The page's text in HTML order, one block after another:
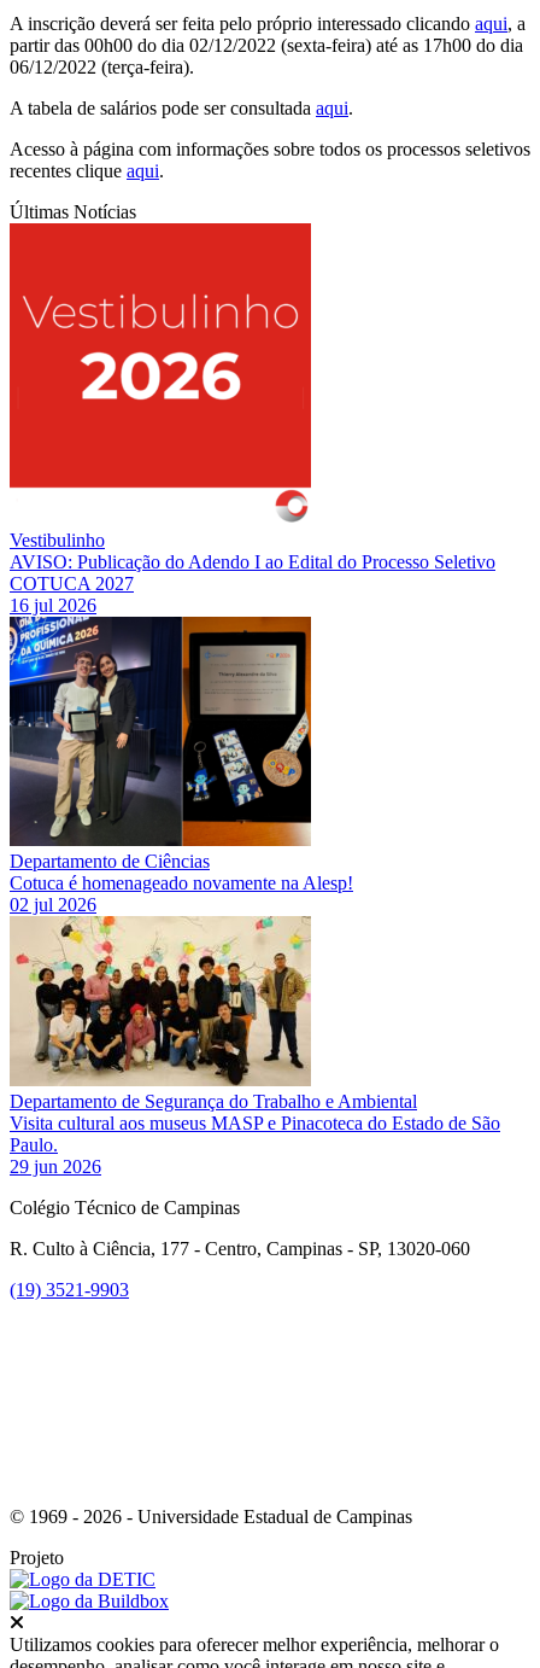
A inscrição deverá ser feita pelo próprio interessado clicando aqui, a
partir das 00h00 do dia 02/12/2022 (sexta-feira) até as 17h00 do dia
06/12/2022 (terça-feira).
A tabela de salários pode ser consultada aqui.
Acesso à página com informações sobre todos os processos seletivos
recentes clique aqui.
Últimas Notícias
Vestibulinho
AVISO: Publicação do Adendo I ao Edital do Processo Seletivo
COTUCA 2027
16 jul 2026
Departamento de Ciências
Cotuca é homenageado novamente na Alesp!
02 jul 2026
Departamento de Segurança do Trabalho e Ambiental
Visita cultural aos museus MASP e Pinacoteca do Estado de São
Paulo.
29 jun 2026
Colégio Técnico de Campinas
R. Culto à Ciência, 177 - Centro, Campinas - SP, 13020-060
(19) 3521-9903
© 1969 - 2026 - Universidade Estadual de Campinas
Projeto
Utilizamos cookies para oferecer melhor experiência, melhorar o